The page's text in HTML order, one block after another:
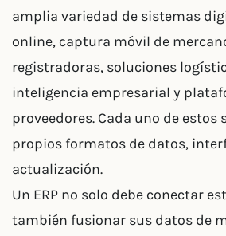
amplia variedad de sistemas
online, captura móvil de
registradoras, soluciones
inteligencia empresarial y
proveedores. Cada uno de
propios formatos de datos,
actualización.
Un ERP no solo debe conectar
también fusionar sus datos de